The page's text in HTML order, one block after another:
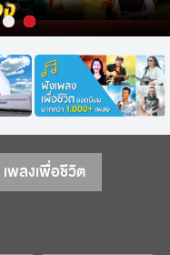
เพลงเพื่อชีวิต